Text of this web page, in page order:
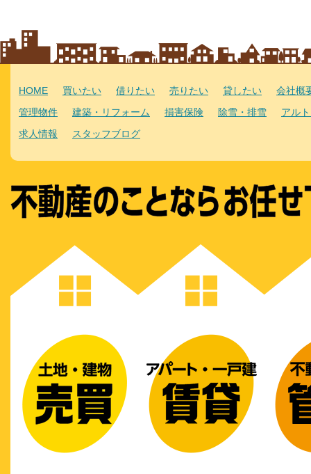
HOME 買いたい 借りたい 売りたい 貸したい 会社概
管理物件 建築・リフォーム 損害保険 除雪・排雪 アル
求人情報 スタッフブログ